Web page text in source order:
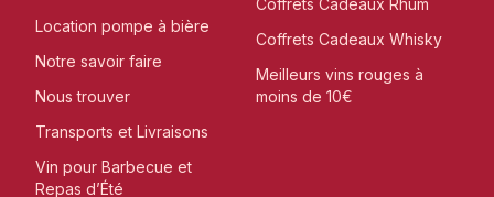
Location pompe à bière
Notre savoir faire
Nous trouver
Transports et Livraisons
Vin pour Barbecue et
Repas d’Été
Coffrets Cadeaux Rhum
Coffrets Cadeaux Whisky
Meilleurs vins rouges à
moins de 10€